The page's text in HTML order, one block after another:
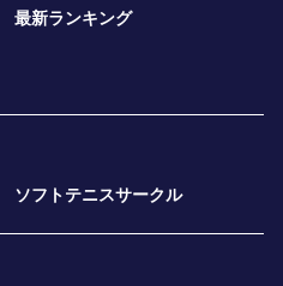
最新ランキング
ソフトテニスサークル